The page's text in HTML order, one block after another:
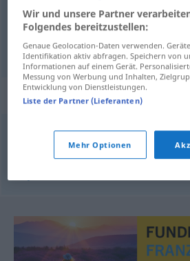
heiter hilare
fröhlich hilare
Synonyme für
rigolard,réjoui
Wir und unsere Partner
Folgendes bereitzustellen:
Genaue Geolocation-Daten verwenden.
Identifikation aktiv abfragen. Speichern von
Informationen auf einem Gerät.
Messung von Werbung und Inhalten,
Entwicklung von Dienstleistungen.
Liste der Partner (Lieferanten)
Mehr Optionen